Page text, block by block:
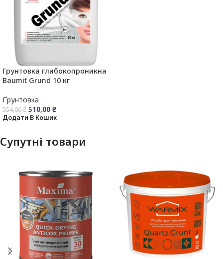
Грунтовка глибокопроникна
Baumit Grund 10 кг
Ґрунтовка
554,00₴ 510,00 ₴
Додати В Кошик
Супутні товари